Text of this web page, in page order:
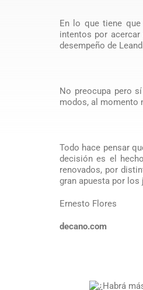
En lo que tiene
intentos por
desempeño de
No preocupa pero
modos, al momento
Todo hace pensar
decisión es el
renovados, por
gran apuesta por
Ernesto Flores
decano.com